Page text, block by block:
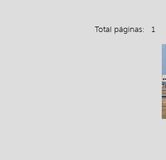
Total páginas: 1